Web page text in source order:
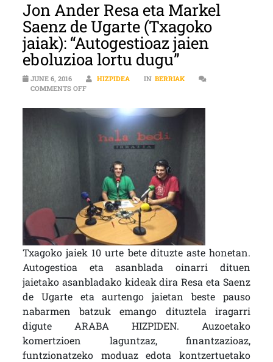
Jon Ander Resa eta Markel
Saenz de Ugarte (Txagoko
jaiak): “Autogestioaz jaien
eboluzioa lortu dugu”
JUNE 6, 2016 HIZPIDEA IN BERRIAK
COMMENTS OFFON JON ANDER RESA ETA MARKEL SAENZ DE UGARTE
Txagoko jaiek 10 urte bete dituzte aste honetan.
Autogestioa eta asanblada oinarri dituen
jaietako asanbladako kideak dira Resa eta Saenz
de Ugarte eta aurtengo jaietan beste pauso
nabarmen batzuk emango dituztela iragarri
digute ARABA HIZPIDEN. Auzoetako
komertzioen laguntzaz, finantzazioaz,
funtzionatzeko moduaz edota kontzertuetako